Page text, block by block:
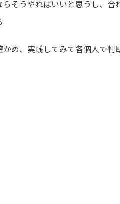
そうやればいいと思うし、合
め、実践してみて各個人で判